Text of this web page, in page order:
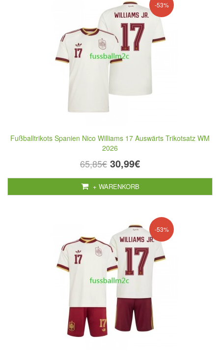
-53%
Fußballtrikots Spanien Nico Williams 17 Auswärts Trikotsatz WM
2026
65,85€ 30,99€
+ WARENKORB
-53%